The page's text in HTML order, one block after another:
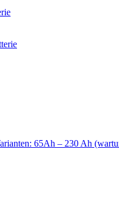
65Ah – 230 Ah